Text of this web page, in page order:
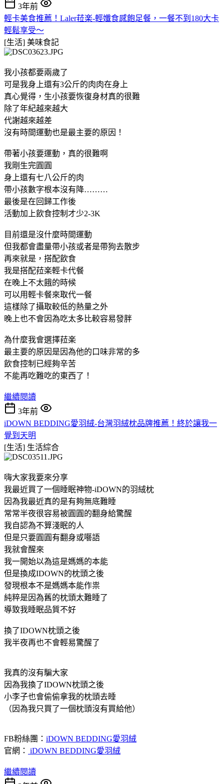
3年前
輕卡美食推薦！Laler菈楽-輕孅食感飽足餐，一餐不到180大卡
輕鬆享受～
[生活] 美味食記
我小孩都要兩歲了
可是我身上還有3公斤的肉肉在身上
真心覺得，生小孩要恢復身材真的很難
除了年紀越來越大
代謝越來越差
沒有時間運動也是最主要的原因！
帶著小孩要運動，真的很難啊
我剛生完圓圓
身上還有七八公斤的肉
帶小孩數字根本沒有降………
最後是在回歸工作後
活動加上飲食控制才少2-3K
目前還是沒什麼時間運動
但我都會盡量帶小孩或者是帶狗去散步
再來就是，搭配飲食
我是搭配菈楽輕卡代餐
在晚上不太餓的時候
可以用輕卡餐來取代一餐
這樣除了攝取較低的熱量之外
晚上也不會因為吃太多比較容易發胖
為什麼我會選擇菈楽
最主要的原因是因為他的口味非常的多
飲食控制已經夠辛苦
不能再吃難吃的東西了！
繼續閱讀
3年前
iDOWN BEDDING愛羽絨-台灣羽絨枕品牌推薦！終於讓我一
覺到天明
[生活] 生活綜合
嗨大家我要來分享
我最近買了一個睡眠神物-iDOWN的羽絨枕
因為我最近真的是有夠無底難睡
常常半夜很容易被圓圓的翻身給驚醒
我自認為不算淺眠的人
但是只要圓圓有翻身或囈語
我就會醒來
我一開始以為這是媽媽的本能
但是換成IDOWN的枕頭之後
發現根本不是媽媽本能作祟
純粹是因為舊的枕頭太難睡了
導致我睡眠品質不好
換了IDOWN枕頭之後
我半夜再也不會輕易驚醒了
我真的沒有騙大家
因為我換了IDOWN枕頭之後
小李子也會偷偷拿我的枕頭去睡
（因為我只買了一個枕頭沒有買給他）
FB粉絲團： iDOWN BEDDING愛羽絨
官網： iDOWN BEDDING愛羽絨
繼續閱讀